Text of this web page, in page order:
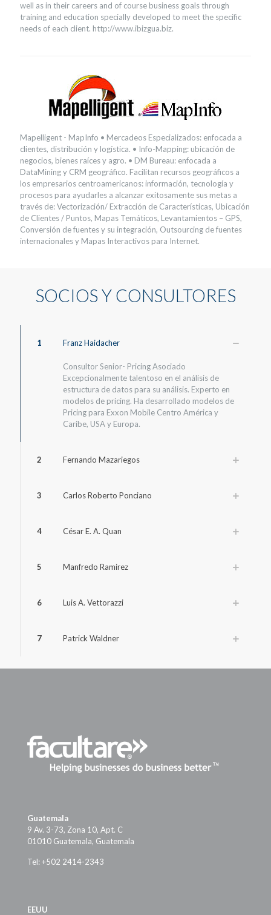
well as in their careers and of course business goals through
training and education specially developed to meet the specific
needs of each client. http://www.ibizgua.biz.
Mapelligent - MapInfo • Mercadeos Especializados: enfocada a
clientes, distribución y logística. • Info-Mapping: ubicación de
negocios, bienes raíces y agro. • DM Bureau: enfocada a
DataMining y CRM geográfico. Facilitan recursos geográficos a
los empresarios centroamericanos: información, tecnología y
procesos para ayudarles a alcanzar exitosamente sus metas a
través de: Vectorización/ Extracción de Características, Ubicación
de Clientes / Puntos, Mapas Temáticos, Levantamientos – GPS,
Conversión de fuentes y su integración, Outsourcing de fuentes
internacionales y Mapas Interactivos para Internet.
SOCIOS Y CONSULTORES
1 Franz Haidacher
Consultor Senior- Pricing Asociado
Excepcionalmente talentoso en el análisis de
estructura de datos para su análisis. Experto en
modelos de pricing. Ha desarrollado modelos de
Pricing para Exxon Mobile Centro América y
Caribe, USA y Europa.
2 Fernando Mazariegos
3 Carlos Roberto Ponciano
4 César E. A. Quan
5 Manfredo Ramirez
6 Luis A. Vettorazzi
7 Patrick Waldner
Guatemala
9 Av. 3-73, Zona 10, Apt. C
01010 Guatemala, Guatemala
Tel: +502 2414-2343
EEUU